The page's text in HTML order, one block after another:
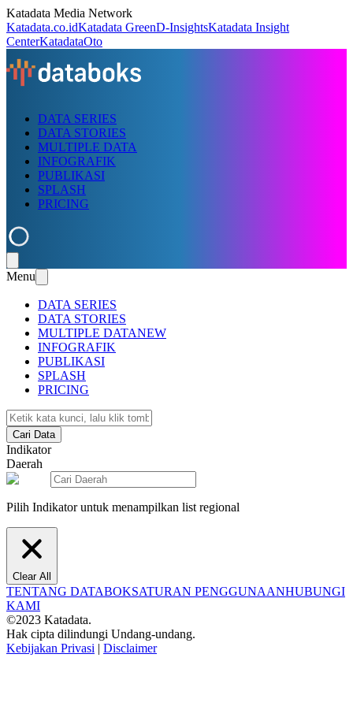
Katadata Media Network
Katadata.co.idKatadata GreenD-InsightsKatadata Insight
CenterKatadataOto
DATA SERIES
DATA STORIES
MULTIPLE DATA
INFOGRAFIK
PUBLIKASI
SPLASH
PRICING
Menu
DATA SERIES
DATA STORIES
MULTIPLE DATANEW
INFOGRAFIK
PUBLIKASI
SPLASH
PRICING
Cari Data
Indikator
Daerah
Pilih Indikator untuk menampilkan list regional
Clear All
TENTANG DATABOKSATURAN PENGGUNAANHUBUNGI
KAMI
©2023 Katadata.
Hak cipta dilindungi Undang-undang.
Kebijakan Privasi | Disclaimer